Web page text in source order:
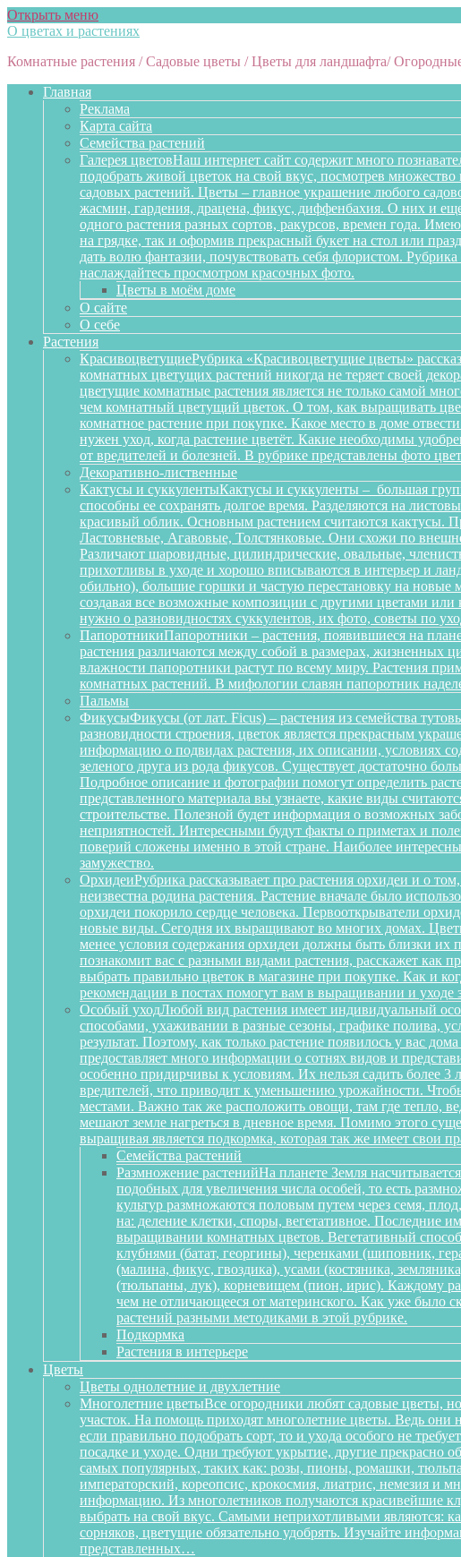
Открыть меню
О цветах и растениях
Комнатные растения / Садовые цветы / Цветы для ландшафта/
Главная
Реклама
Карта сайта
Семейства растений
Галерея цветовНаш интернет сайт содержит много
подобрать живой цветок на свой вкус, посмотрев
садовых растений. Цветы – главное украшение любого
жасмин, гардения, драцена, фикус, диффенбахия. О них и
одного растения разных сортов, ракурсов, времен года.
на грядке, так и оформив прекрасный букет на стол или
дать волю фантазии, почувствовать себя флористом.
наслаждайтесь просмотром красочных фото.
Цветы в моём доме
О сайте
О себе
Растения
КрасивоцветущиеРубрика «Красивоцветущие цветы»
комнатных цветущих растений никогда не теряет своей
цветущие комнатные растения является не только самой
чем комнатный цветущий цветок. О том, как выращивать
комнатное растение при покупке. Какое место в доме
нужен уход, когда растение цветёт. Какие необходимы
от вредителей и болезней. В рубрике представлены фото
Декоративно-лиственные
Кактусы и суккулентыКактусы и суккуленты – большая
способны ее сохранять долгое время. Разделяются на
красивый облик. Основным растением считаются кактусы.
Ластовневые, Агавовые, Толстянковые. Они схожи по
Различают шаровидные, цилиндрические, овальные,
прихотливы в уходе и хорошо вписываются в интерьер и
обильно), большие горшки и частую перестановку на новые
создавая все возможные композиции с другими цветами
нужно о разновидностях суккулентов, их фото, советы по
ПапоротникиПапоротники – растения, появившиеся на
растения различаются между собой в размерах, жизненных
влажности папоротники растут по всему миру. Растения
комнатных растений. В мифологии славян папоротник
Пальмы
ФикусыФикусы (от лат. Ficus) – растения из семейства
разновидности строения, цветок является прекрасным
информацию о подвидах растения, их описании, условиях
зеленого друга из рода фикусов. Существует достаточно
Подробное описание и фотографии помогут определить
представленного материала вы узнаете, какие виды
строительстве. Полезной будет информация о возможных
неприятностей. Интересными будут факты о приметах и
поверий сложены именно в этой стране. Наиболее
замужество.
ОрхидеиРубрика рассказывает про растения орхидеи и о
неизвестна родина растения. Растение вначале было
орхидеи покорило сердце человека. Первооткрыватели
новые виды. Сегодня их выращивают во многих домах.
менее условия содержания орхидеи должны быть близки их
познакомит вас с разными видами растения, расскажет как
выбрать правильно цветок в магазине при покупке. Как и
рекомендации в постах помогут вам в выращивании и уходе
Особый уходЛюбой вид растения имеет индивидуальный
способами, ухаживании в разные сезоны, графике полива,
результат. Поэтому, как только растение появилось у вас
предоставляет много информации о сотнях видов и
особенно придирчивы к условиям. Их нельзя садить более 3
вредителей, что приводит к уменьшению урожайности.
местами. Важно так же расположить овощи, там где тепло,
мешают земле нагреться в дневное время. Помимо этого
выращивая является подкормка, которая так же имеет
Семейства растений
Размножение растенийНа планете Земля
подобных для увеличения числа особей, то есть
культур размножаются половым путем через семя,
на: деление клетки, споры, вегетативное. Последние
выращивании комнатных цветов. Вегетативный
клубнями (батат, георгины), черенками (шиповник,
(малина, фикус, гвоздика), усами (костяника,
(тюльпаны, лук), корневищем (пион, ирис). Каждому
чем не отличающееся от материнского. Как уже было
растений разными методиками в этой рубрике.
Подкормка
Растения в интерьере
Цветы
Цветы однолетние и двухлетние
Многолетние цветыВсе огородники любят садовые цветы,
участок. На помощь приходят многолетние цветы. Ведь они
если правильно подобрать сорт, то и ухода особого не
посадке и уходе. Одни требуют укрытие, другие прекрасно
самых популярных, таких как: розы, пионы, ромашки,
императорский, кореопсис, крокосмия, лиатрис, немезия и
информацию. Из многолетников получаются красивейшие
выбрать на свой вкус. Самыми неприхотливыми являются:
сорняков, цветущие обязательно удобрять. Изучайте
представленных…